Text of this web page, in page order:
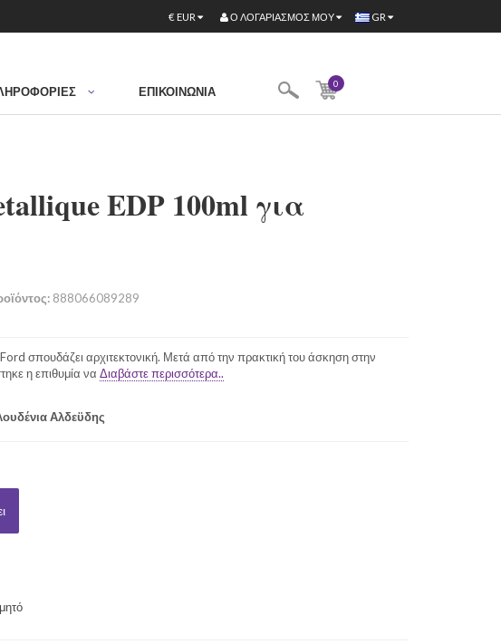
GR
€ EUR Ο ΛΟΓΑΡΙΑΣΜΌΣ ΜΟΥ
ΕΠΙΚΟΙΝΩΝΊΑ
0
EDP 100ml για
888066089289
σπουδάζει αρχιτεκτονική. Μετά από την πρακτική του άσκηση στην
η επιθυμία να Διαβάστε περισσότερα..
Αλδεϋδης